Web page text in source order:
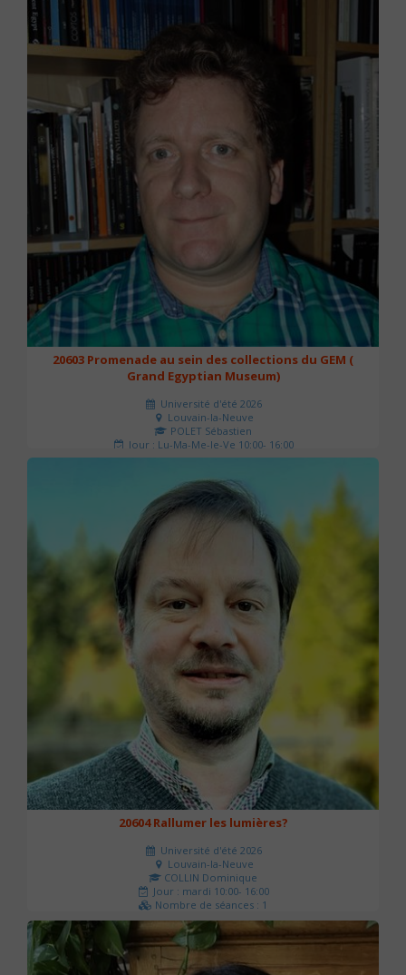
20603 Promenade au sein des collections du GEM (
Grand Egyptian Museum)
Université d'été 2026
Louvain-la-Neuve
POLET Sébastien
Jour : Lu-Ma-Me-Je-Ve 10:00- 16:00
Nombre de séances : 2
20604 Rallumer les lumières?
Université d'été 2026
Louvain-la-Neuve
COLLIN Dominique
Jour : mardi 10:00- 16:00
Nombre de séances : 1
60 €